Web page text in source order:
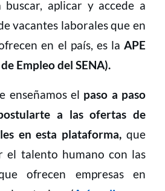
buscar, aplicar y accede a
vacantes laborales que en
en el país, es la APE
Empleo del SENA).
enseñamos el paso a paso
a las ofertas de
en esta plataforma, que
el talento humano con las
ofrecen empresas en